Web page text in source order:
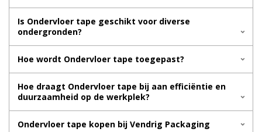
Is Ondervloer tape geschikt voor diverse
ondergronden?
Hoe wordt Ondervloer tape toegepast?
Hoe draagt Ondervloer tape bij aan efficiëntie en
duurzaamheid op de werkplek?
Ondervloer tape kopen bij Vendrig Packaging